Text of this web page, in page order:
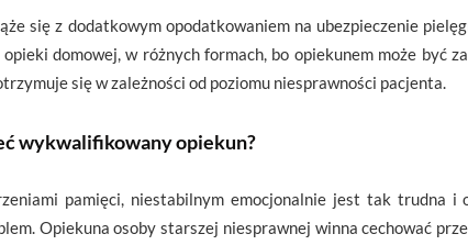
się z dodatkowym opodatkowaniem na ubezpieczenie
domowej, w różnych formach, bo opiekunem może być
się w zależności od poziomu niesprawności pacjenta.
wykwalifikowany opiekun?
pamięci, niestabilnym emocjonalnie jest tak trudna i
Opiekuna osoby starszej niesprawnej winna cechować